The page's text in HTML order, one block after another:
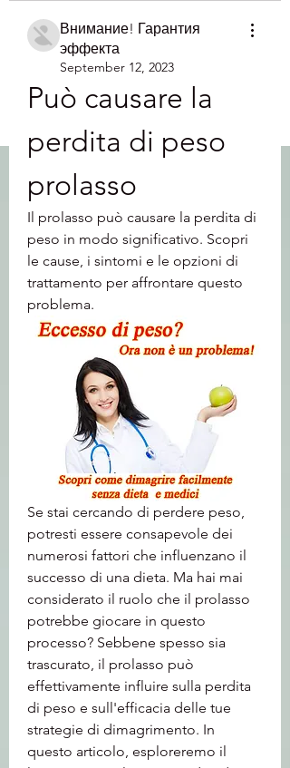
Внимание! Гарантия
эффекта
September 12, 2023
Può causare la
perdita di peso
prolasso
Il prolasso può causare la perdita di
peso in modo significativo. Scopri
le cause, i sintomi e le opzioni di
trattamento per affrontare questo
problema.
Se stai cercando di perdere peso,
potresti essere consapevole dei
numerosi fattori che influenzano il
successo di una dieta. Ma hai mai
considerato il ruolo che il prolasso
potrebbe giocare in questo
processo? Sebbene spesso sia
trascurato, il prolasso può
effettivamente influire sulla perdita
di peso e sull'efficacia delle tue
strategie di dimagrimento. In
questo articolo, esploreremo il